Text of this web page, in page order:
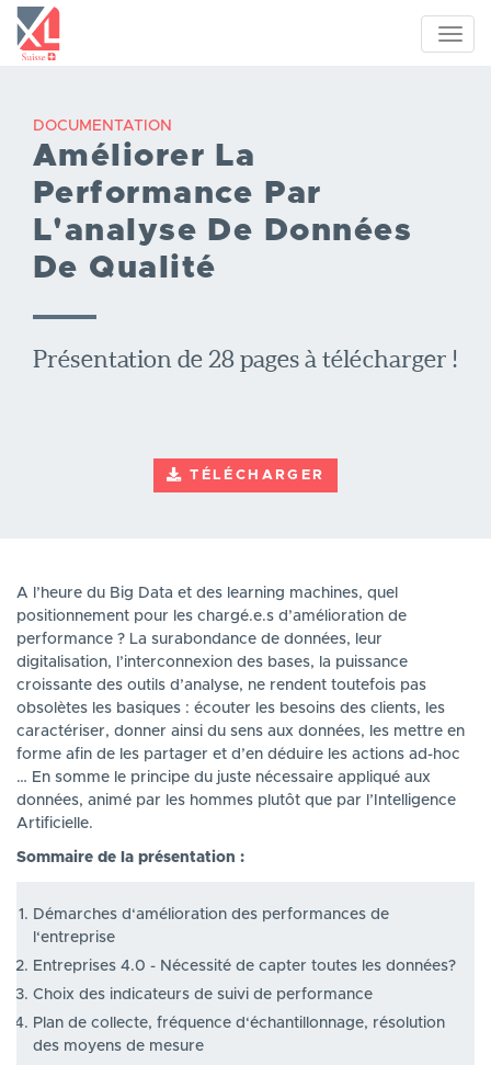
Aller
contenu
DOCUMENTATION
Améliorer La
Performance Par
L'analyse De Données
De Qualité
Présentation de 28 pages à télécharger !
TÉLÉCHARGER
A l’heure du Big Data et des learning machines, quel
positionnement pour les chargé.e.s d’amélioration de
performance ? La surabondance de données, leur
digitalisation, l’interconnexion des bases, la puissance
croissante des outils d’analyse, ne rendent toutefois pas
obsolètes les basiques : écouter les besoins des clients, les
caractériser, donner ainsi du sens aux données, les mettre en
forme afin de les partager et d’en déduire les actions ad-hoc
… En somme le principe du juste nécessaire appliqué aux
données, animé par les hommes plutôt que par l’Intelligence
Artificielle.
Sommaire de la présentation :
Démarches d‘amélioration des performances de
l‘entreprise
Entreprises 4.0 - Nécessité de capter toutes les données?
Choix des indicateurs de suivi de performance
Plan de collecte, fréquence d‘échantillonnage, résolution
des moyens de mesure